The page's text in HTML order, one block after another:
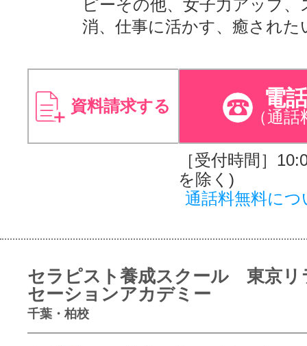
ピーその他、女子力アップ、
消、仕事に活かす、癒された
資料請求する 電
（通話
［受付時間］
を除く)
通話料無料につ
セラピスト養成スクール 東京リ
セーションアカデミー
千葉・柏校